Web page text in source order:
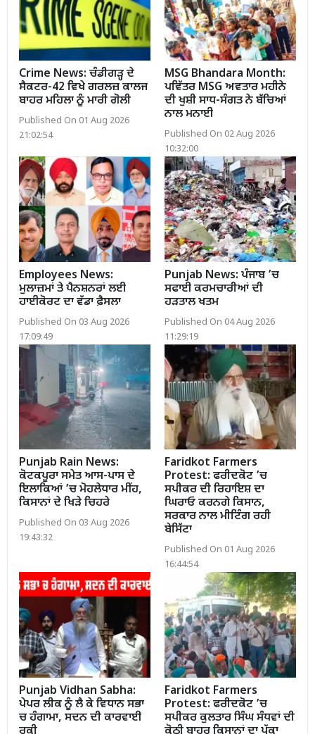
Crime News: ਚੰਡੀਗੜ੍ਹ ਦੇ
ਸੈਕਟਰ-42 ਵਿਖੇ ਗਰਲਜ਼ ਕਾਲਜ
ਬਾਹਰ ਮਹਿਲਾ ਨੂੰ ਮਾਰੀ ਗੋਲੀ
Published On 01 Aug 2026
21:02:54
MSG Bhandara Month:
ਪਵਿੱਤਰ MSG ਅਵਤਾਰ ਮਹੀਨੇ
ਦੀ ਖੁਸ਼ੀ ਸਾਧ-ਸੰਗਤ ਨੇ ਬੱਚਿਆਂ
ਨਾਲ ਮਨਾਈ
Published On 02 Aug 2026
10:32:00
Employees News:
ਮੁਲਾਜ਼ਮਾਂ ਤੇ ਪੈਨਸ਼ਨਰਾਂ ਲਈ
ਹਾਈਕੋਰਟ ਦਾ ਵੱਡਾ ਫ਼ੈਸਲਾ
Published On 03 Aug 2026
17:09:49
Punjab News: ਪੰਜਾਬ ’ਚ
ਸਫਾਈ ਕਰਮਚਾਰੀਆਂ ਦੀ
ਹੜਤਾਲ ਖਤਮ
Published On 04 Aug 2026
11:29:19
Punjab Rain News:
ਕੋਟਕਪੂਰਾ ਸਮੇਤ ਆਸ-ਪਾਸ ਦੇ
ਇਲਾਕਿਆਂ ’ਚ ਮੋਹਲੇਧਾਰ ਮੀਂਹ,
ਕਿਸਾਨਾਂ ਦੇ ਖਿੜੇ ਚਿਹਰੇ
Published On 03 Aug 2026
19:43:32
Faridkot Farmers
Protest: ਫਰੀਦਕੋਟ ’ਚ
ਸਪੀਕਰ ਦੀ ਰਿਹਾਇਸ਼ ਦਾ
ਘਿਰਾਓ ਕਰਨਗੇ ਕਿਸਾਨ,
ਸਰਕਾਰ ਨਾਲ ਮੀਟਿੰਗ ਰਹੀ
ਬੇਸਿੱਟਾ
Published On 01 Aug 2026
16:44:54
Punjab Vidhan Sabha:
ਪੇਪਰ ਲੀਕ ਨੂੰ ਲੈ ਕੇ ਵਿਧਾਨ ਸਭਾ
ਚ ਹੰਗਾਮਾ, ਸਦਨ ਦੀ ਕਾਰਵਾਈ
Faridkot Farmers
Protest: ਫਰੀਦਕੋਟ ’ਚ
ਸਪੀਕਰ ਕੁਲਤਾਰ ਸਿੰਘ ਸੰਧਵਾਂ ਦੀ